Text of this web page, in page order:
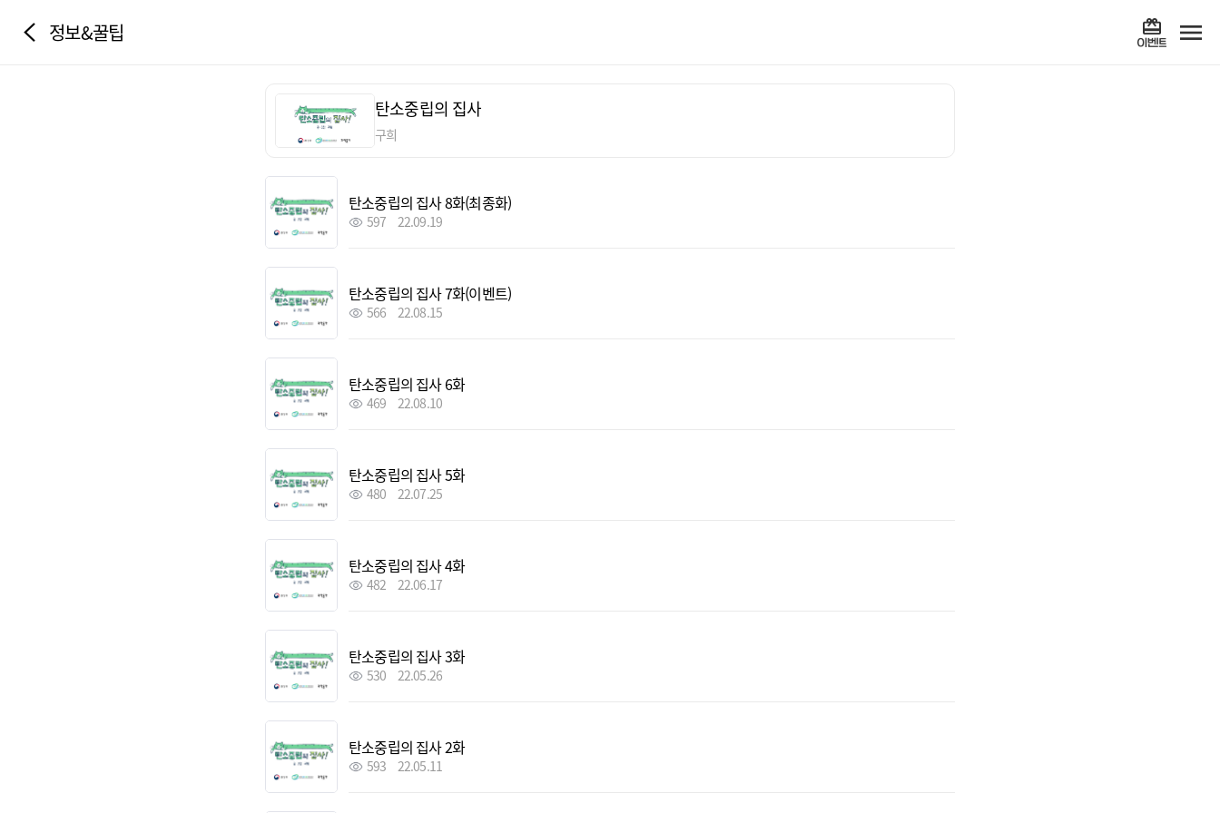
정보&꿀팁
탄소중립의 집사
구희
탄소중립의 집사 8화(최종화)
597 22.09.19
탄소중립의 집사 7화(이벤트)
566 22.08.15
탄소중립의 집사 6화
469 22.08.10
탄소중립의 집사 5화
480 22.07.25
탄소중립의 집사 4화
482 22.06.17
탄소중립의 집사 3화
530 22.05.26
탄소중립의 집사 2화
593 22.05.11